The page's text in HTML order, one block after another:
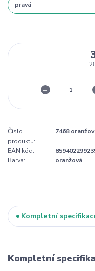
Číslo
produktu:
7468
EAN kód:
Barva:
oranžová
Kompletní
Kompletní